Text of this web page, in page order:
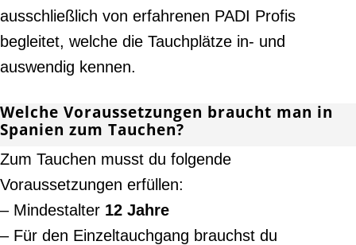
ausschließlich von erfahrenen PADI Profis
begleitet, welche die Tauchplätze in- und
auswendig kennen.
Welche Voraussetzungen braucht man in
Spanien zum Tauchen?
Zum Tauchen musst du folgende
Voraussetzungen erfüllen:
– Mindestalter 12 Jahre
– Für den Einzeltauchgang brauchst du